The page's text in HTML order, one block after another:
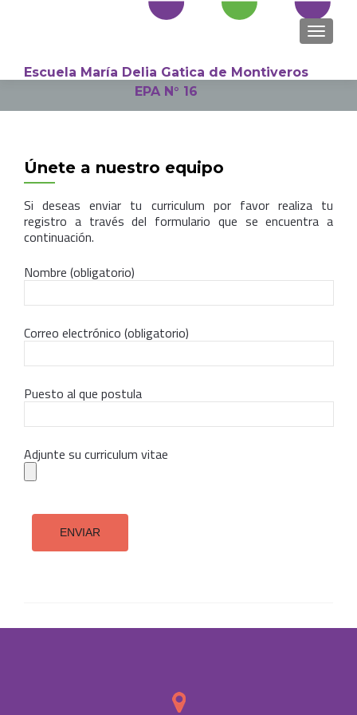
Escuela María Delia Gatica de Montiveros
EPA N° 16
Únete a nuestro equipo
Si deseas enviar tu curriculum por favor realiza tu
registro a través del formulario que se encuentra a
continuación.
Nombre (obligatorio)
Correo electrónico (obligatorio)
Puesto al que postula
Adjunte su curriculum vitae